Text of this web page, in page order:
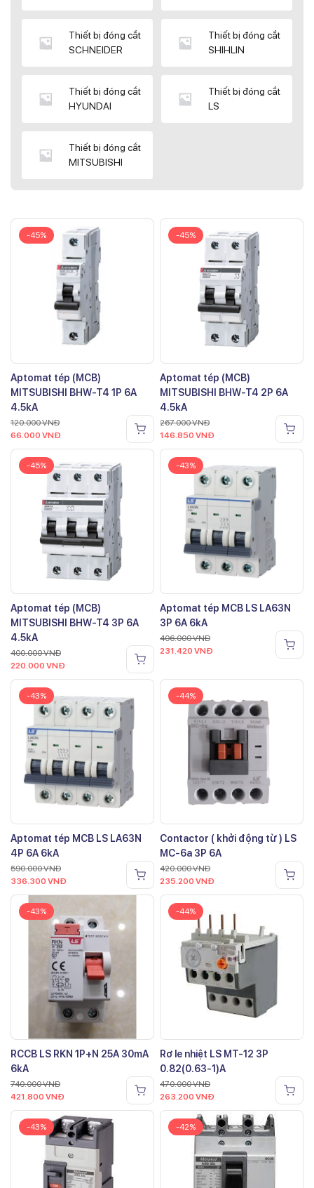
Thiết bị đóng cắt
SCHNEIDER
Thiết bị đóng cắt
SHIHLIN
Thiết bị đóng cắt
HYUNDAI
Thiết bị đóng cắt
LS
Thiết bị đóng cắt
MITSUBISHI
-45%
Aptomat tép (MCB)
MITSUBISHI BHW-T4 1P 6A
4.5kA
120.000VNĐ
66.000 VNĐ
-45%
Aptomat tép (MCB)
MITSUBISHI BHW-T4 2P 6A
4.5kA
267.000VNĐ
146.850 VNĐ
-45%
Aptomat tép (MCB)
MITSUBISHI BHW-T4 3P 6A
4.5kA
400.000VNĐ
220.000 VNĐ
-43%
Aptomat tép MCB LS LA63N
3P 6A 6kA
406.000VNĐ
231.420 VNĐ
-43%
Aptomat tép MCB LS LA63N
4P 6A 6kA
590.000VNĐ
336.300 VNĐ
-44%
Contactor ( khởi động từ ) LS
MC-6a 3P 6A
420.000VNĐ
235.200 VNĐ
-43%
RCCB LS RKN 1P+N 25A 30mA
6kA
740.000VNĐ
421.800 VNĐ
-44%
Rơ le nhiệt LS MT-12 3P
0.82(0.63-1)A
470.000VNĐ
263.200 VNĐ
-43% -42%